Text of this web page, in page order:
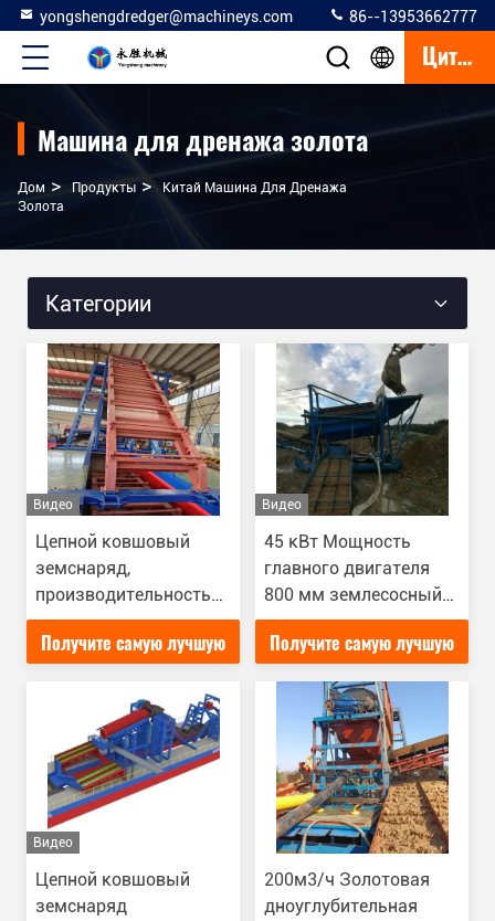
yongshengdredger@machineys.com 86--13953662777
Цитата
Машина для дренажа золота
Дом > Продукты >
Китай Машина Для Дренажа
Золота
Категории
Видео
Цепной ковшовый
земснаряд,
производительность
120-150 м³/ч, глубина
15 м
Получите самую лучшую
Видео
45 кВт Мощность
главного двигателя
800 мм землесосный
снаряд для добычи
полезных ископаемых
Получите самую лучшую
цену
Видео
Цепной ковшовый
земснаряд
200м3/ч Золотовая
дноуглубительная